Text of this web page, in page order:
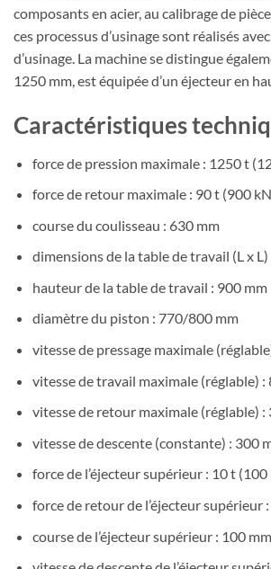
composants en acier, au calibrage de
ces processus d’usinage sont réalisés
d’usinage. La machine se distingue
1250 mm, est équipée d’un éjecteur en
Caractéristiques
force de pression maximale : 1250 t
force de retour maximale : 90 t (900
course du coulisseau : 630 mm
dimensions de la table de travail (L x
hauteur de la table de travail : 900 mm
diamètre du piston : 770/800 mm
vitesse de pressage maximale
vitesse de travail maximale (réglable) :
vitesse de retour maximale (réglable) :
vitesse de descente (constante) : 300
force de l’éjecteur supérieur : 10 t (100
force de retour de l’éjecteur supérieur
course de l’éjecteur supérieur : 100 mm